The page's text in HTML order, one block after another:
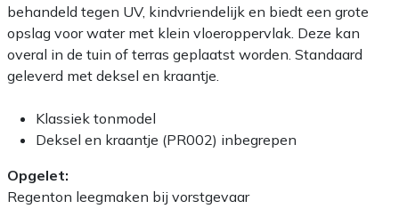
behandeld tegen UV, kindvriendelijk en biedt een grote
opslag voor water met klein vloeroppervlak. Deze kan
overal in de tuin of terras geplaatst worden. Standaard
geleverd met deksel en kraantje.
Klassiek tonmodel
Deksel en kraantje (PR002) inbegrepen
Opgelet:
Regenton leegmaken bij vorstgevaar